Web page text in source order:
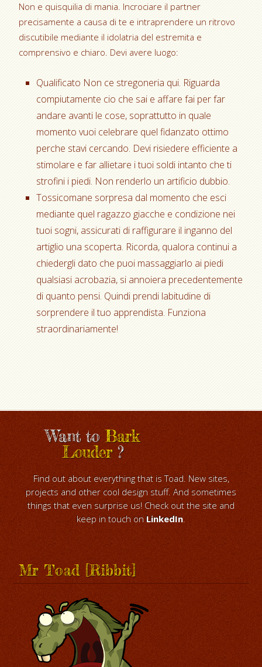
Non e quisquilia di mania. Incrociare il partner
precisamente a causa di te e intraprendere un ritrovo
discutibile mediante il idolatria del estremita e
comprensivo e chiaro. Devi avere luogo:
Qualificato Non ce stregoneria qui. Riguarda
compiutamente cio che sai e affare fai per far
andare avanti le cose, soprattutto in quale
momento vuoi celebrare quel fidanzato ottimo
perche stavi cercando. Devi risiedere efficiente a
stimolare e far allietare i tuoi soldi intanto che ti
strofini i piedi. Non renderlo un artificio dubbio.
Tossicomane sorpresa dal momento che esci
mediante quel ragazzo giacche e condizione nei
tuoi sogni, assicurati di raffigurare il inganno del
artiglio una scoperta. Ricorda, qualora continui a
chiedergli dato che puoi massaggiarlo ai piedi
qualsiasi acrobazia, si annoiera precedentemente
di quanto pensi. Quindi prendi labitudine di
sorprendere il tuo apprendista. Funziona
straordinariamente!
Want toBark
Louder?
Find out about everything that is Toad. New sites,
projects and other cool design stuff. And sometimes
things that even surprise us! Check out the site and
keep in touch on LinkedIn.
Mr Toad [Ribbit]